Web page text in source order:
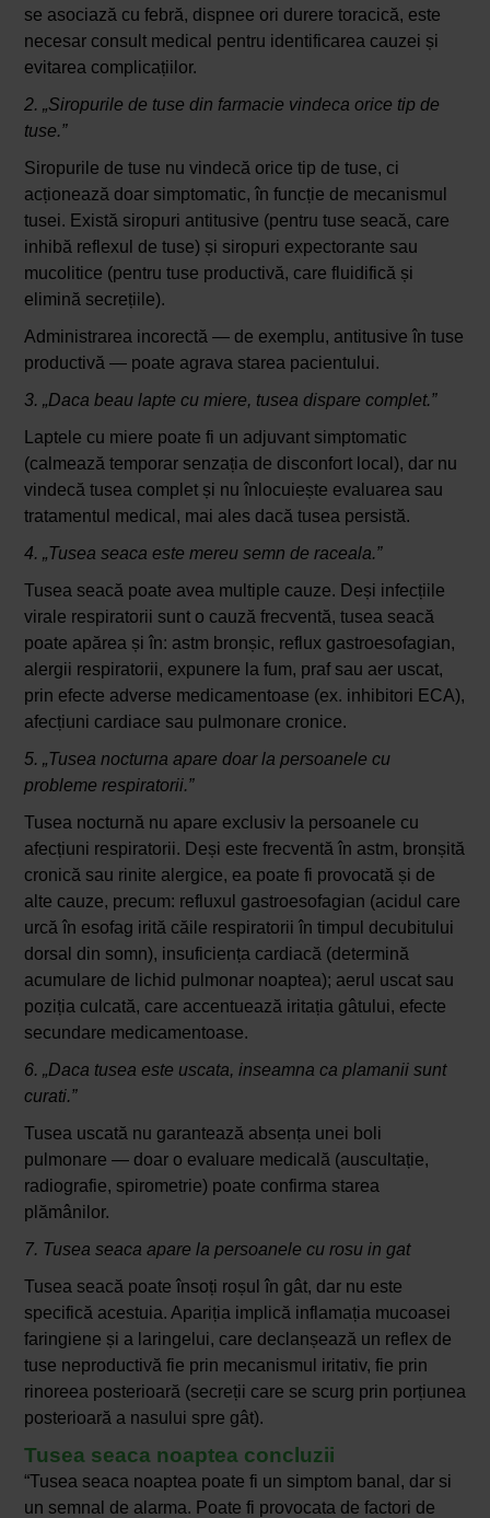
se asociază cu febră, dispnee ori durere toracică, este
necesar consult medical pentru identificarea cauzei și
evitarea complicațiilor.
2. „Siropurile de tuse din farmacie vindeca orice tip de
tuse.”
Siropurile de tuse nu vindecă orice tip de tuse, ci
acționează doar simptomatic, în funcție de mecanismul
tusei. Există siropuri antitusive (pentru tuse seacă, care
inhibă reflexul de tuse) și siropuri expectorante sau
mucolitice (pentru tuse productivă, care fluidifică și
elimină secrețiile).
Administrarea incorectă — de exemplu, antitusive în tuse
productivă — poate agrava starea pacientului.
3. „Daca beau lapte cu miere, tusea dispare complet.”
Laptele cu miere poate fi un adjuvant simptomatic
(calmează temporar senzația de disconfort local), dar nu
vindecă tusea complet și nu înlocuiește evaluarea sau
tratamentul medical, mai ales dacă tusea persistă.
4. „Tusea seaca este mereu semn de raceala.”
Tusea seacă poate avea multiple cauze. Deși infecțiile
virale respiratorii sunt o cauză frecventă, tusea seacă
poate apărea și în: astm bronșic, reflux gastroesofagian,
alergii respiratorii, expunere la fum, praf sau aer uscat,
prin efecte adverse medicamentoase (ex. inhibitori ECA),
afecțiuni cardiace sau pulmonare cronice.
5. „Tusea nocturna apare doar la persoanele cu
probleme respiratorii.”
Tusea nocturnă nu apare exclusiv la persoanele cu
afecțiuni respiratorii. Deși este frecventă în astm, bronșită
cronică sau rinite alergice, ea poate fi provocată și de
alte cauze, precum: refluxul gastroesofagian (acidul care
urcă în esofag irită căile respiratorii în timpul decubitului
dorsal din somn), insuficiența cardiacă (determină
acumulare de lichid pulmonar noaptea); aerul uscat sau
poziția culcată, care accentuează iritația gâtului, efecte
secundare medicamentoase.
6. „Daca tusea este uscata, inseamna ca plamanii sunt
curati.”
Tusea uscată nu garantează absența unei boli
pulmonare — doar o evaluare medicală (auscultație,
radiografie, spirometrie) poate confirma starea
plămânilor.
7. Tusea seaca apare la persoanele cu rosu in gat
Tusea seacă poate însoți roșul în gât, dar nu este
specifică acestuia. Apariția implică inflamația mucoasei
faringiene și a laringelui, care declanșează un reflex de
tuse neproductivă fie prin mecanismul iritativ, fie prin
rinoreea posterioară (secreții care se scurg prin porțiunea
posterioară a nasului spre gât).
Tusea seaca noaptea concluzii
“Tusea seaca noaptea poate fi un simptom banal, dar si
un semnal de alarma. Poate fi provocata de factori de